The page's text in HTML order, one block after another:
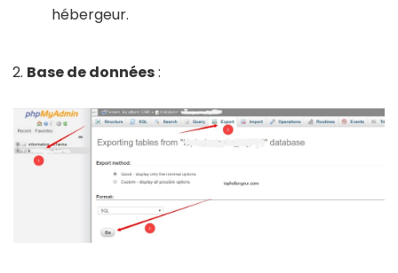
hébergeur.
Base de données: